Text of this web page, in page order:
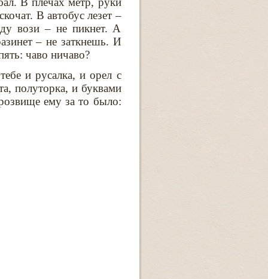
В автобус лезет –
вози – не пикнет. А
– не заткнешь. И
чаво ничаво?
и русалка, и орел c
полуторка, и буквами
ему за то было: